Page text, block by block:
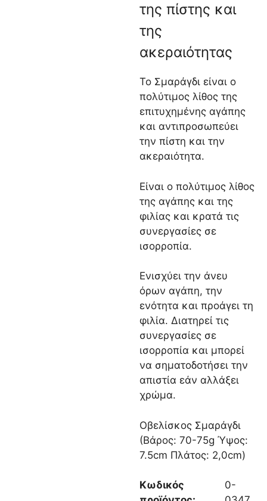
της πίστης και
της
ακεραιότητας
Το Σμαράγδι είναι ο
πολύτιμος λίθος της
επιτυχημένης αγάπης
και αντιπροσωπεύει
την πίστη και την
ακεραιότητα.
Είναι ο πολύτιμος λίθος
της αγάπης και της
φιλίας και κρατά τις
συνεργασίες σε
ισορροπία.
Ενισχύει την άνευ
όρων αγάπη, την
ενότητα και προάγει τη
φιλία. Διατηρεί τις
συνεργασίες σε
ισορροπία και μπορεί
να σηματοδοτήσει την
απιστία εάν αλλάξει
χρώμα.
Οβελίσκος Σμαράγδι
(Βάρος: 70-75g Ύψος:
7.5cm Πλάτος: 2,0cm)
Κωδικός
0-